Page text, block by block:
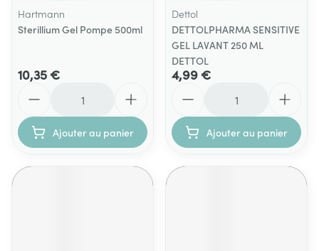
Hartmann
Sterillium Gel Pompe 500ml
10,35 €
Ajouter au panier
Dettol
DETTOLPHARMA SENSITIVE
GEL LAVANT 250 ML
DETTOL
4,99 €
Ajouter au panier